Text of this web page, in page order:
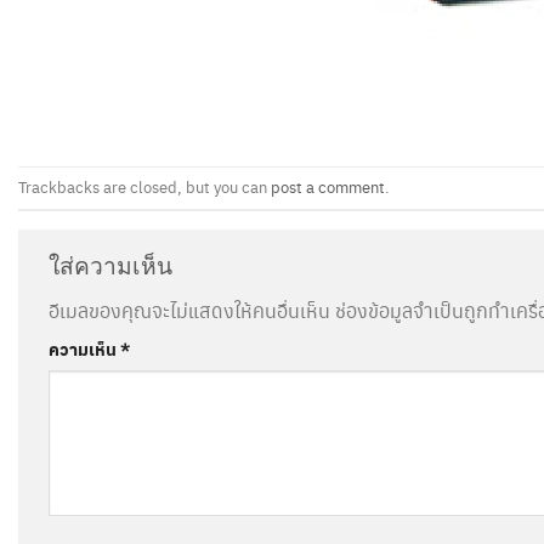
Trackbacks are closed, but you can post a comment.
ใส่ความเห็น
อีเมลของคุณจะไม่แสดงให้คนอื่นเห็น ช่องข้อมูลจำเป็นถูกทำเค
ความเห็น*